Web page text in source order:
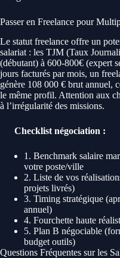
Passer en Freelance pour
Le statut freelance offre un
salariat : les TJM (Taux
(débutant) à 600-800€ (expert
jours facturés par mois, un
génère 108 000 € brut annuel,
le même profil. Attention aux
à l’irrégularité des missions.
Checklist négociation :
1. Benchmark salaire
votre poste/ville
2. Liste de vos
projets livrés)
3. Timing stratégique
annuel)
4. Fourchette haute
5. Plan B négociable
budget outils)
Questions Fréquentes sur les